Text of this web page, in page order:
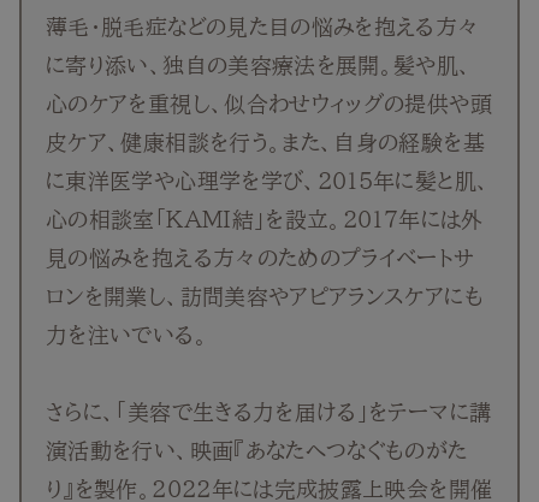
薄毛・脱毛症などの見た目の悩みを抱える方々
に寄り添い、独自の美容療法を展開。髪や肌、
心のケアを重視し、似合わせウィッグの提供や頭
皮ケア、健康相談を行う。また、自身の経験を基
に東洋医学や心理学を学び、2015年に髪と肌、
心の相談室「KAMI結」を設立。2017年には外
見の悩みを抱える方々のためのプライベートサ
ロンを開業し、訪問美容やアピアランスケアにも
力を注いでいる。
さらに、「美容で生きる力を届ける」をテーマに講
演活動を行い、映画『あなたへつなぐものがた
り』を製作。2022年には完成披露上映会を開催